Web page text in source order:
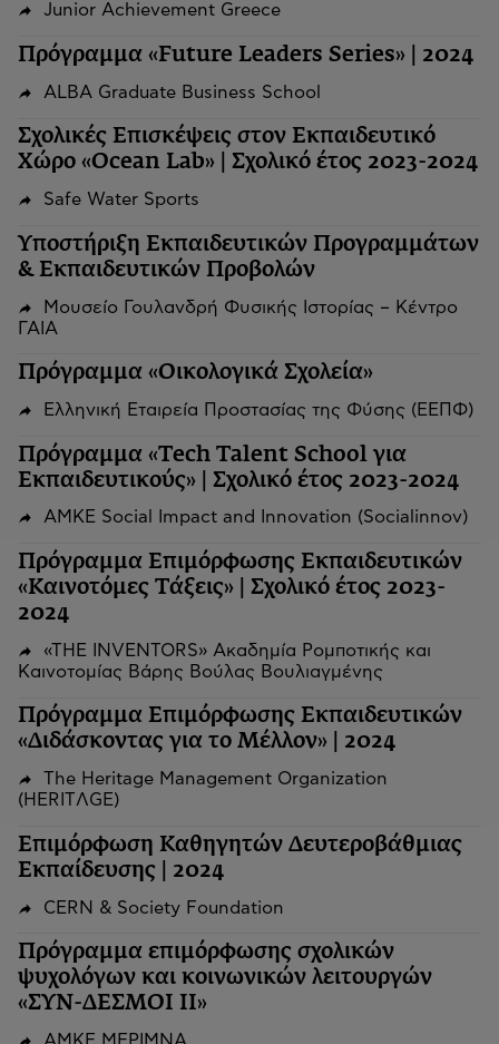
Junior Achievement Greece
Πρόγραμμα «Future Leaders Series» | 2024
ALBA Graduate Business School
Σχολικές Επισκέψεις στον Εκπαιδευτικό
Χώρο «Ocean Lab» | Σχολικό έτος 2023-2024
Safe Water Sports
Υποστήριξη Εκπαιδευτικών Προγραμμάτων
& Εκπαιδευτικών Προβολών
Μουσείο Γουλανδρή Φυσικής Ιστορίας – Κέντρο
ΓΑΙΑ
Πρόγραμμα «Οικολογικά Σχολεία»
Ελληνική Εταιρεία Προστασίας της Φύσης (ΕΕΠΦ)
Πρόγραμμα «Tech Talent School για
Εκπαιδευτικούς» | Σχολικό έτος 2023-2024
ΑΜΚΕ Social Impact and Innovation (Socialinnov)
Πρόγραμμα Επιμόρφωσης Εκπαιδευτικών
«Καινοτόμες Τάξεις» | Σχολικό έτος 2023-
2024
«THE INVENTORS» Ακαδημία Ρομποτικής και
Καινοτομίας Βάρης Βούλας Βουλιαγμένης
Πρόγραμμα Επιμόρφωσης Εκπαιδευτικών
«Διδάσκοντας για το Μέλλον» | 2024
The Heritage Management Organization
(HERITΛGΕ)
Επιμόρφωση Καθηγητών Δευτεροβάθμιας
Εκπαίδευσης | 2024
CERN & Society Foundation
Πρόγραμμα επιμόρφωσης σχολικών
ψυχολόγων και κοινωνικών λειτουργών
«ΣΥΝ-ΔΕΣΜΟΙ ΙΙ»